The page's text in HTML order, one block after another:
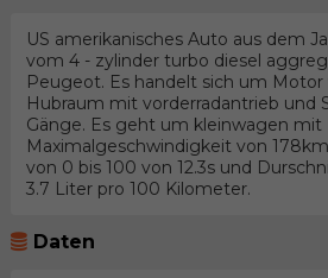
US amerikanisches Auto aus dem
vom 4 - zylinder turbo diesel
Peugeot. Es handelt sich um Motor
Hubraum mit vorderradantrieb und
Gänge. Es geht um kleinwagen mit
Maximalgeschwindigkeit von
von 0 bis 100 von 12.3s und
3.7 Liter pro 100 Kilometer.
Daten